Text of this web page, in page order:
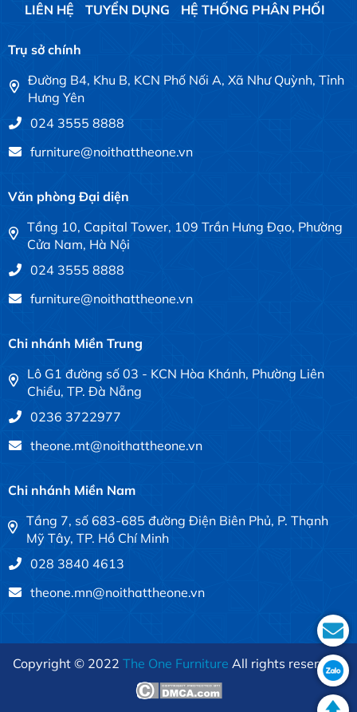
LIÊN HỆ TUYỂN DỤNG HỆ THỐNG PHÂN PHỐI
Trụ sở chính
Đường B4, Khu B, KCN Phố Nối A, Xã Như Quỳnh, Tỉnh
Hưng Yên
024 3555 8888
furniture@noithattheone.vn
Văn phòng Đại diện
Tầng 10, Capital Tower, 109 Trần Hưng Đạo, Phường
Cửa Nam, Hà Nội
024 3555 8888
furniture@noithattheone.vn
Chi nhánh Miền Trung
Lô G1 đường số 03 - KCN Hòa Khánh, Phường Liên
Chiểu, TP. Đà Nẵng
0236 3722977
theone.mt@noithattheone.vn
Chi nhánh Miền Nam
Tầng 7, số 683-685 đường Điện Biên Phủ, P. Thạnh
Mỹ Tây, TP. Hồ Chí Minh
028 3840 4613
theone.mn@noithattheone.vn
Copyright © 2022 The One Furniture All rights reserved.